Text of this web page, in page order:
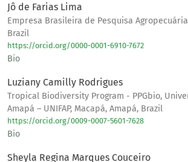
Jô de Farias Lima
Empresa Brasileira de Pesquisa
Brazil
https://orcid.org/0000-0001-6910-7672
Bio
Luziany Camilly Rodrigues
Tropical Biodiversity Program - PPGbio,
Amapá – UNIFAP, Macapá, Amapá, Brazil
https://orcid.org/0009-0007-5601-7628
Bio
Sheyla Regina Marques Couceiro